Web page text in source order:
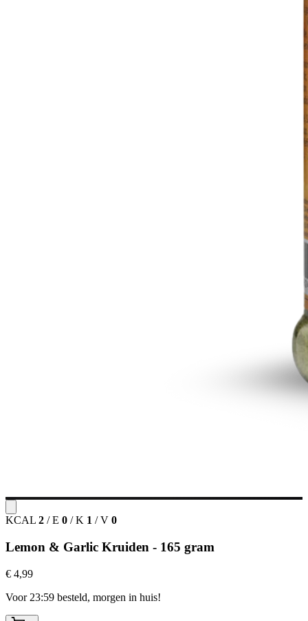
KCAL 2 / E 0 / K 1 / V 0
Lemon & Garlic Kruiden - 165 gram
€ 4,99
Voor 23:59 besteld, morgen in huis!